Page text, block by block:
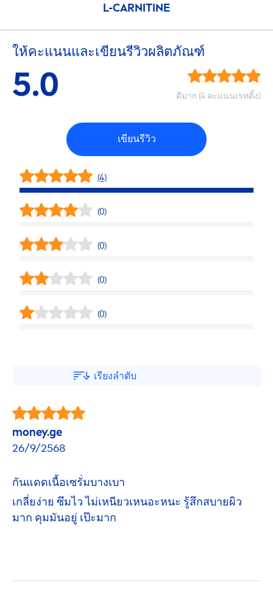
L-CARNITINE
ให้คะแนนและเขียนรีวิวผลิตภัณฑ์
5.0 ดีมาก (4 คะแนนเรทติ้ง)
เขียนรีวิว
(4)
(0)
(0)
(0)
(0)
เรียงลำดับ
money.ge
26/9/2568
กันแดดเนื้อเซรั่มบางเบา
เกลี่ยง่าย ซึมไว ไม่เหนียวเหนอะหนะ รู้สึกสบายผิว
มาก คุมมันอยู่ เป๊ะมาก